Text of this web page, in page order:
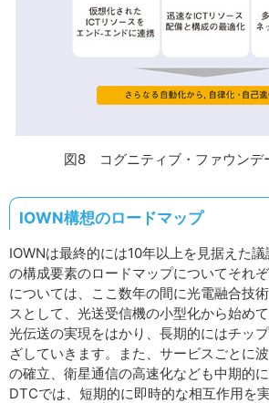
図8 コグニティブ・ファウンデ
IOWN構想のロードマップ
IOWNは最終的には10年以上を見据えた
の構成要素のロードマップについてそれ
については、ここ数年の間に光電融合技
スとして、光送受信機の小型化から始め
光伝送の実現をはかり、長期的にはチッ
ざしていきます。また、サービスごとに
の確立、衛星通信の高速化なども中期的に
DTCでは、短期的に即時的な相互作用を